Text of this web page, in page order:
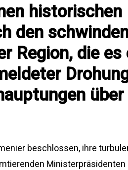
den
Region, die
beschlossen, ihre